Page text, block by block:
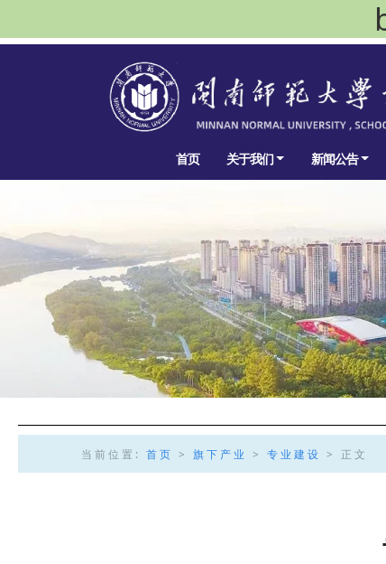
首页 关于我们 新闻公告
当前位置: 首页 > 旗下产业 > 专业建设 > 正文